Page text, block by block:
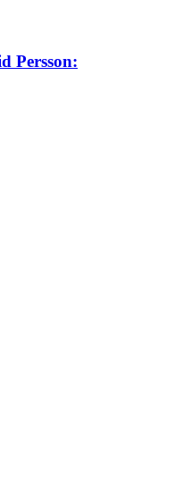
Persson: